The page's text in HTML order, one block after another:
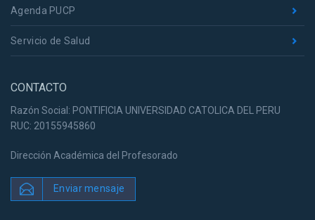
Agenda PUCP
Servicio de Salud
CONTACTO
Razón Social: PONTIFICIA UNIVERSIDAD CATOLICA DEL PERU
RUC: 20155945860
Dirección Académica del Profesorado
Enviar mensaje